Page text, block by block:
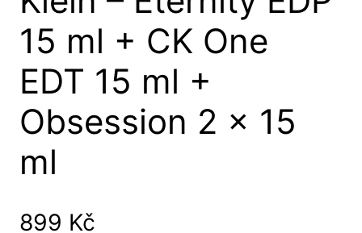
15 ml + CK One
EDT 15 ml +
Obsession 2 x 15
ml
899 Kč